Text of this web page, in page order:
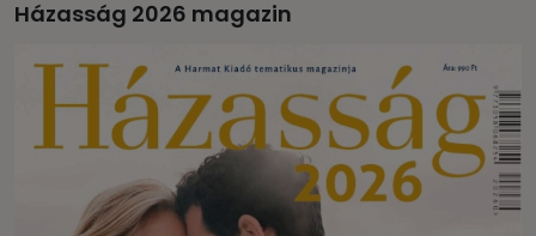
Házasság 2026 magazin